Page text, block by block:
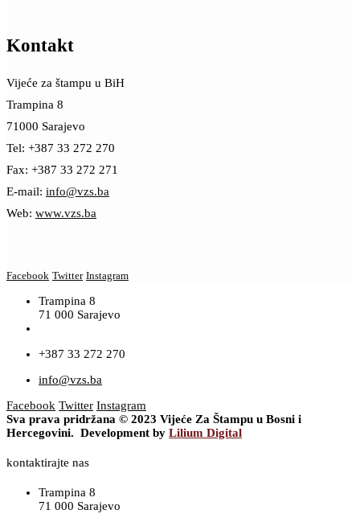
Kontakt
Vijeće za štampu u BiH
Trampina 8
71000 Sarajevo
Tel: +387 33 272 270
Fax: +387 33 272 271
E-mail: info@vzs.ba
Web: www.vzs.ba
Facebook Twitter Instagram
Trampina 8
71 000 Sarajevo
+387 33 272 270
info@vzs.ba
Facebook Twitter Instagram
Sva prava pridržana © 2023 Vijeće Za Štampu u Bosni i
Hercegovini. Development by Lilium Digital
kontaktirajte nas
Trampina 8
71 000 Sarajevo